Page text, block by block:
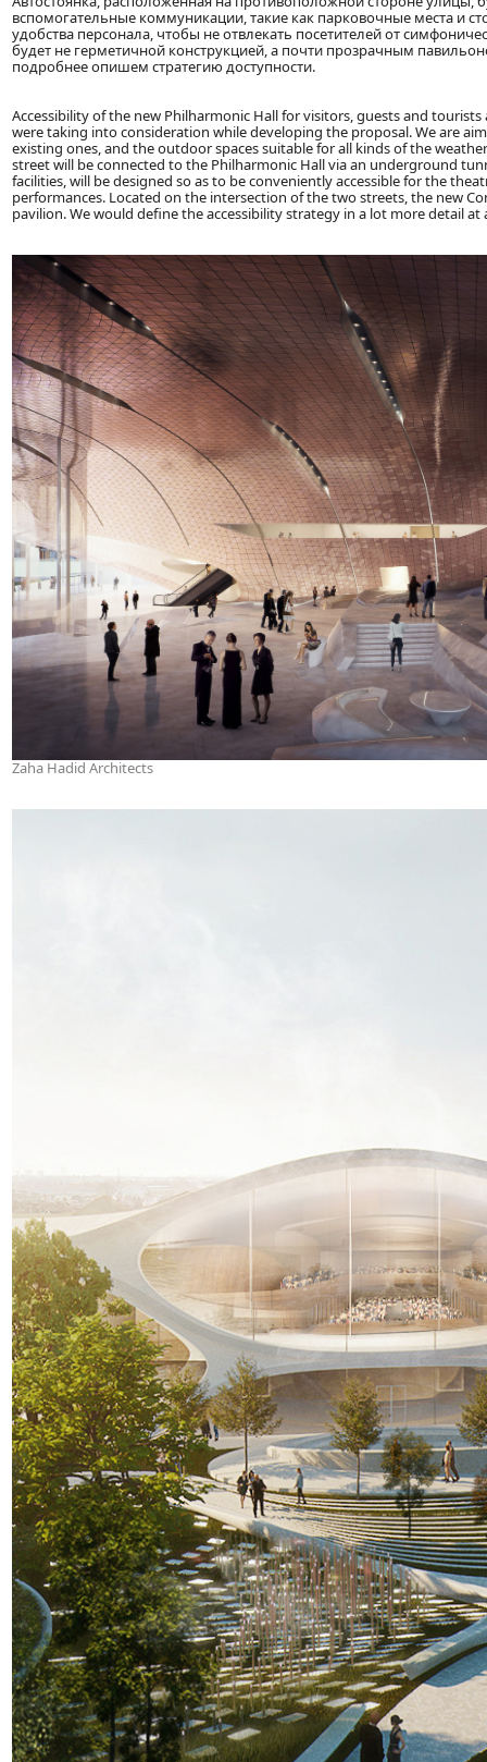
вспомогательные коммуникации, такие как парковочные места и
удобства персонала, чтобы не отвлекать посетителей от
будет не герметичной конструкцией, а почти прозрачным
подробнее опишем стратегию доступности.
Accessibility of the new Philharmonic Hall for visitors, guests and
were taking into consideration while developing the proposal. We are
existing ones, and the outdoor spaces suitable for all kinds of the
street will be connected to the Philharmonic Hall via an underground
facilities, will be designed so as to be conveniently accessible for the
performances. Located on the intersection of the two streets, the new
pavilion. We would define the accessibility strategy in a lot more detail
Zaha Hadid Architects